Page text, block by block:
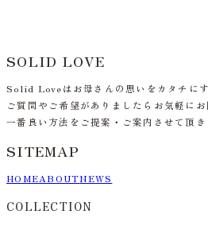
SOLID LOVE
Solid Loveはお母さんの思いをカタチに
ご質問やご希望がありましたらお気軽にお
一番良い方法をご提案・ご案内させて頂き
SITEMAP
HOMEABOUTNEWS
COLLECTION